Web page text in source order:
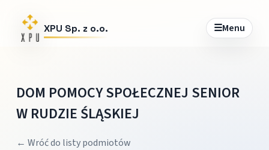
XPU Sp. z o.o. ☰Menu
DOM POMOCY SPOŁECZNEJ SENIOR
W RUDZIE ŚLĄSKIEJ
← Wróć do listy podmiotów